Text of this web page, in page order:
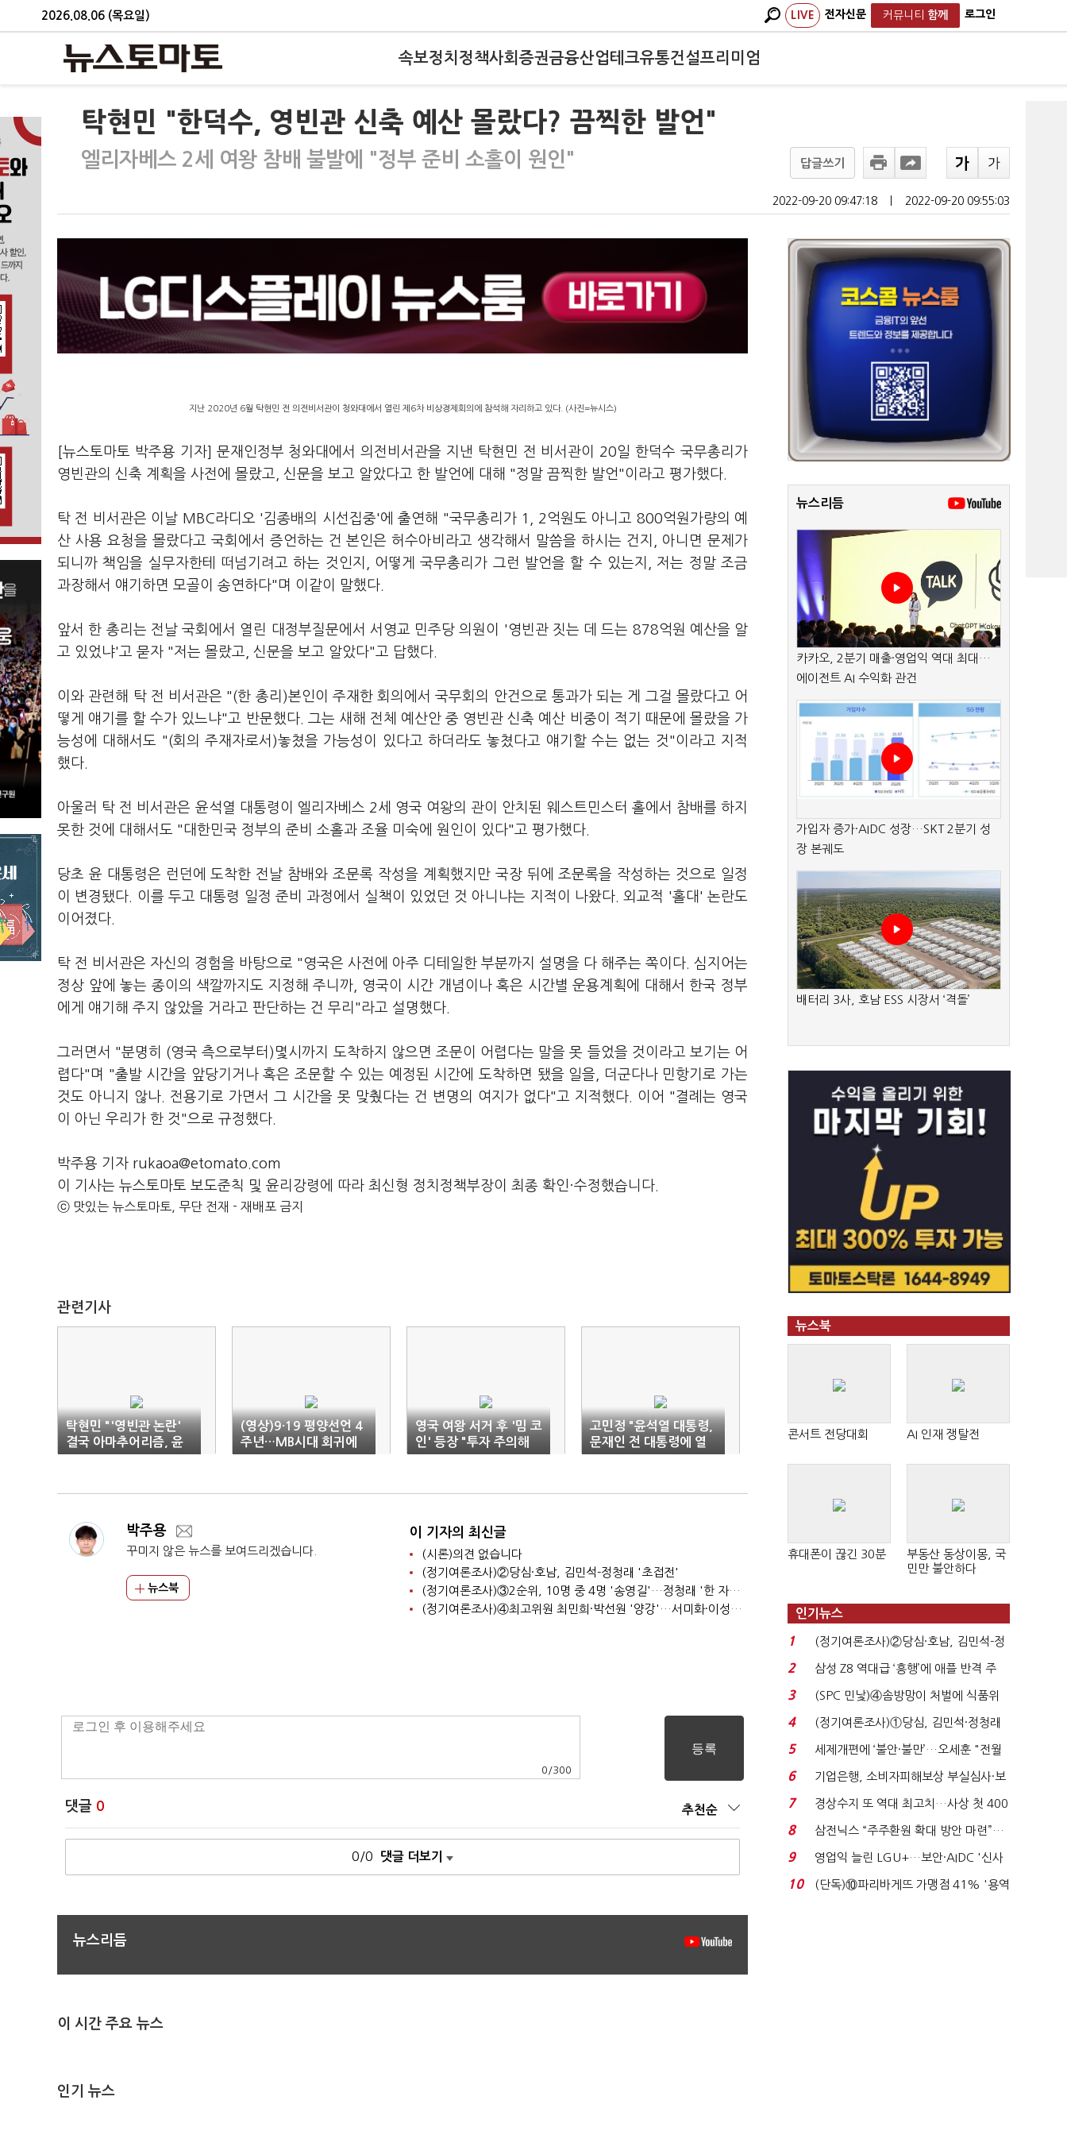
2026.08.06 (목요일) LIVE 전자신문 커뮤니티 함께 로그인
속보정치 정책사회 증권금융산업테크유통건설프리미엄
탁현민 "한덕수, 영빈관 신축 예산 몰랐다? 끔찍한 발언"
엘리자베스 2세 여왕 참배 불발에 "정부 준비 소홀이 원인" 답글쓰기
2022-09-20 09:47:18 2022-09-20 09:55:03
지난 2020년 6월 탁현민 전 의전비서관이 청와대에서 열린 제6차 비상경제회의에 참석해 자리하고 있다. (사진=뉴시스)
[뉴스토마토 박주용 기자] 문재인정부 청와대에서 의전비서관을 지낸 탁현민 전 비서관이 20일 한덕수 국무총리가
영빈관의 신축 계획을 사전에 몰랐고, 신문을 보고 알았다고 한 발언에 대해 "정말 끔찍한 발언"이라고 평가했다.
탁 전 비서관은 이날 MBC라디오 '김종배의 시선집중'에 출연해 "국무총리가 1, 2억원도 아니고 800억원가량의 예
산 사용 요청을 몰랐다고 국회에서 증언하는 건 본인은 허수아비라고 생각해서 말씀을 하시는 건지, 아니면 문제가
되니까 책임을 실무자한테 떠넘기려고 하는 것인지, 어떻게 국무총리가 그런 발언을 할 수 있는지, 저는 정말 조금
과장해서 얘기하면 모골이 송연하다"며 이같이 말했다.
앞서 한 총리는 전날 국회에서 열린 대정부질문에서 서영교 민주당 의원이 '영빈관 짓는 데 드는 878억원 예산을 알
고 있었냐'고 묻자 "저는 몰랐고, 신문을 보고 알았다"고 답했다.
이와 관련해 탁 전 비서관은 "(한 총리)본인이 주재한 회의에서 국무회의 안건으로 통과가 되는 게 그걸 몰랐다고 어
떻게 얘기를 할 수가 있느냐"고 반문했다. 그는 새해 전체 예산안 중 영빈관 신축 예산 비중이 적기 때문에 몰랐을 가
능성에 대해서도 "(회의 주재자로서)놓쳤을 가능성이 있다고 하더라도 놓쳤다고 얘기할 수는 없는 것"이라고 지적
했다.
아울러 탁 전 비서관은 윤석열 대통령이 엘리자베스 2세 영국 여왕의 관이 안치된 웨스트민스터 홀에서 참배를 하지
못한 것에 대해서도 "대한민국 정부의 준비 소홀과 조율 미숙에 원인이 있다"고 평가했다.
당초 윤 대통령은 런던에 도착한 전날 참배와 조문록 작성을 계획했지만 국장 뒤에 조문록을 작성하는 것으로 일정
이 변경됐다. 이를 두고 대통령 일정 준비 과정에서 실책이 있었던 것 아니냐는 지적이 나왔다. 외교적 '홀대' 논란도
이어졌다.
탁 전 비서관은 자신의 경험을 바탕으로 "영국은 사전에 아주 디테일한 부분까지 설명을 다 해주는 쪽이다. 심지어는
정상 앞에 놓는 종이의 색깔까지도 지정해 주니까, 영국이 시간 개념이나 혹은 시간별 운용계획에 대해서 한국 정부
에게 얘기해 주지 않았을 거라고 판단하는 건 무리"라고 설명했다.
그러면서 "분명히 (영국 측으로부터)몇시까지 도착하지 않으면 조문이 어렵다는 말을 못 들었을 것이라고 보기는 어
렵다"며 "출발 시간을 앞당기거나 혹은 조문할 수 있는 예정된 시간에 도착하면 됐을 일을, 더군다나 민항기로 가는
것도 아니지 않나. 전용기로 가면서 그 시간을 못 맞췄다는 건 변명의 여지가 없다"고 지적했다. 이어 "결례는 영국
이 아닌 우리가 한 것"으로 규정했다.
박주용 기자 rukaoa@etomato.com
이 기사는 뉴스토마토 보도준칙 및 윤리강령에 따라 최신형 정치정책부장이 최종 확인·수정했습니다.
ⓒ 맛있는 뉴스토마토, 무단 전재 - 재배포 금지
관련기사
탁현민 "'영빈관 논란'
결국 아마추어리즘, 윤
대통령 돌아가시라"
(영상)9·19 평양선언 4
주년…MB시대 회귀에
문재인 일침
영국 여왕 서거 후 '밈 코
인' 등장 "투자 주의해
야"
고민정 "윤석열 대통령,
문재인 전 대통령에 열
등감 느끼는 학생 같아"
박주용
꾸미지 않은 뉴스를 보여드리겠습니다.
뉴스북
이 기자의 최신글
(시론)의견 없습니다
(정기여론조사)②당심·호남, 김민석-정청래 '초접전'
(정기여론조사)③2순위, 10명 중 4명 '송영길'…정청래 '한 자릿수'
(정기여론조사)④최고위원 최민희·박선원 '양강'…서미화·이성윤·임미애 뒤이어
0 /300
댓글 0 추천순
0/0 댓글 더보기
뉴스리듬
이 시간 주요 뉴스
인기 뉴스
뉴스리듬
카카오, 2분기 매출·영업익 역대 최대…
에이전트 AI 수익화 관건
가입자 증가·AIDC 성장…SKT 2분기 성
장 본궤도
배터리 3사, 호남 ESS 시장서 ‘격돌’
뉴스북
콘서트 전당대회 AI 인재 쟁탈전
휴대폰이 끊긴 30분
부동산 동상이몽, 국
민만 불안하다
인기뉴스
1
(정기여론조사)②당심·호남, 김민석-정
청래 '초접전'...
2
삼성 Z8 역대급 ‘흥행’에 애플 반격 주
목…9월 ‘폴...
3
(SPC 민낯)④솜방망이 처벌에 식품위
생법 위반 반복...
4
(정기여론조사)①당심, 김민석·정청래
'초접전'…대통령 ...
5
세제개편에 ‘불안·불만’…오세훈 "전월
세 구하기 더 ...
6
기업은행, 소비자피해보상 부실심사·보
이스피싱 공시 ...
7
경상수지 또 역대 최고치…사상 첫 400
억달러에 '3% 성...
8
삼전닉스 “주주환원 확대 방안 마련”…
로이터에 성명...
9
영업익 늘린 LGU+…보안·AIDC '신사
업 드라이브'...
10
(단독)⑩파리바게뜨 가맹점 41% '용역